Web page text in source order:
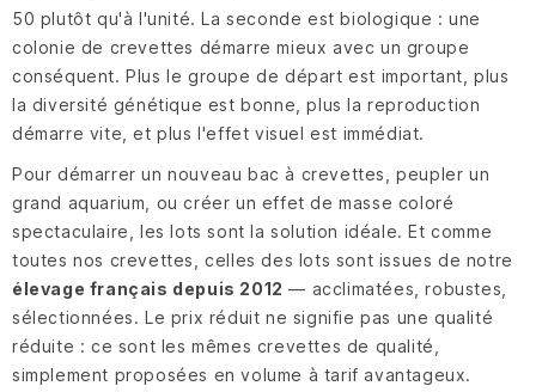
50 plutôt qu'à l'unité. La seconde est biologique : une
colonie de crevettes démarre mieux avec un groupe
conséquent. Plus le groupe de départ est important, plus
la diversité génétique est bonne, plus la reproduction
démarre vite, et plus l'effet visuel est immédiat.
Pour démarrer un nouveau bac à crevettes, peupler un
grand aquarium, ou créer un effet de masse coloré
spectaculaire, les lots sont la solution idéale. Et comme
toutes nos crevettes, celles des lots sont issues de notre
élevage français depuis 2012 — acclimatées, robustes,
sélectionnées. Le prix réduit ne signifie pas une qualité
réduite : ce sont les mêmes crevettes de qualité,
simplement proposées en volume à tarif avantageux.